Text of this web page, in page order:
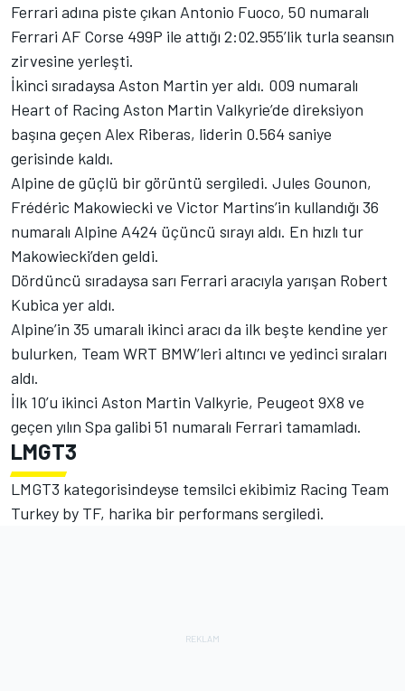
Ferrari adına piste çıkan Antonio Fuoco, 50 numaralı
Ferrari AF Corse 499P ile attığı 2:02.955’lik turla seansın
zirvesine yerleşti.
İkinci sıradaysa Aston Martin yer aldı. 009 numaralı
Heart of Racing Aston Martin Valkyrie’de direksiyon
başına geçen Alex Riberas, liderin 0.564 saniye
gerisinde kaldı.
Alpine de güçlü bir görüntü sergiledi. Jules Gounon,
Frédéric Makowiecki ve Victor Martins’in kullandığı 36
numaralı Alpine A424 üçüncü sırayı aldı. En hızlı tur
Makowiecki’den geldi.
Dördüncü sıradaysa sarı Ferrari aracıyla yarışan Robert
Kubica yer aldı.
Alpine’in 35 umaralı ikinci aracı da ilk beşte kendine yer
bulurken, Team WRT BMW’leri altıncı ve yedinci sıraları
aldı.
İlk 10’u ikinci Aston Martin Valkyrie, Peugeot 9X8 ve
geçen yılın Spa galibi 51 numaralı Ferrari tamamladı.
LMGT3
LMGT3 kategorisindeyse temsilci ekibimiz Racing Team
Turkey by TF, harika bir performans sergiledi.